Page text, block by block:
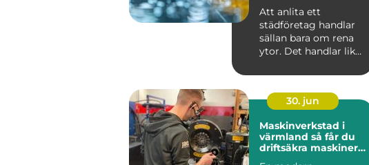
Att anlita ett
städföretag handlar
sällan bara om rena
ytor. Det handlar lika
ko...
30. jun
Maskinverkstad i
värmland så får du
driftsäkra maskiner